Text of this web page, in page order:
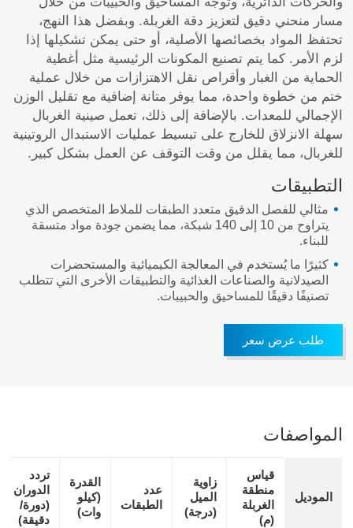
مسار منحني دقيق لتعزيز دقة الغربلة. وبفضل هذا النهج،
تحتفظ المواد بخصائصها الأصلية، أو حتى يمكن تشكيلها إذا
لزم الأمر. كما يتم تصنيع المكونات الرئيسية مثل أغطية
الحماية من الغبار وأقراص نقل الاهتزازات من خلال عملية
ختم من خطوة واحدة، مما يوفر متانة إضافية مع تقليل الوزن
الإجمالي للمعدات. بالإضافة إلى ذلك، تعمل صينية الغربال
سهلة الانزلاق للخارج على تبسيط عمليات الاستبدال الروتينية
للغربال، مما يقلل من وقت التوقف عن العمل بشكل كبير.
التطبيقات
مثالي للفصل الدقيق متعدد الطبقات للملاط المتخصص الذي
يتراوح من 10 إلى 140 شبكة، مما يضمن جودة مواد متسقة
للبناء.
كثيرًا ما يُستخدم في المعالجة الكيميائية والمستحضرات
الصيدلانية والصناعات الغذائية والتطبيقات الأخرى التي تتطلب
تصنيفًا دقيقًا للمساحيق والحبيبات.
طلب عرض سعر
المواصفات
الموديل
قياس
منطقة
الغربلة
(م)
زاوية
الميل
(درجة)
عدد
الطبقات
القدرة
(كيلو
وات)
تردد
الدوران
(دورة/
دقيقة)